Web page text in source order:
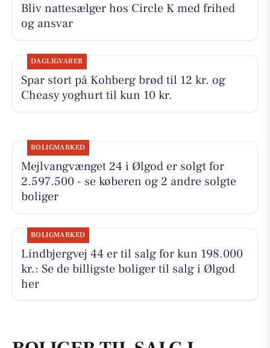
Bliv nattesælger hos Circle K med frihed
og ansvar
DAGLIGVARER
Spar stort på Kohberg brød til 12 kr. og
Cheasy yoghurt til kun 10 kr.
BOLIGMARKED
Mejlvangvænget 24 i Ølgod er solgt for
2.597.500 - se køberen og 2 andre solgte
boliger
BOLIGMARKED
Lindbjergvej 44 er til salg for kun 198.000
kr.: Se de billigste boliger til salg i Ølgod
her